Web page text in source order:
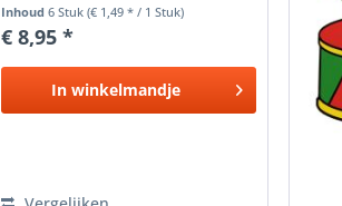
vaak geassocieerd met Cuba ,
Mexico en Carnaval . Afmeting:
Inhoud6 Stuk(€ 1,49 * / 1 Stuk)
€ 8,95 *
In winkelmandje